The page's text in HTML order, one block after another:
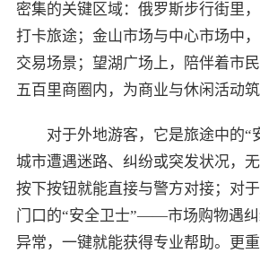
密集的关键区域：俄罗斯步行街里
打卡旅途；金山市场与中心市场中
交易场景；望湖广场上，陪伴着市
五百里商圈内，为商业与休闲活动筑
对于外地游客，它是旅途中的
城市遭遇迷路、纠纷或突发状况，无
按下按钮就能直接与警方对接；对
门口的“安全卫士”——市场购物遇
异常，一键就能获得专业帮助。更